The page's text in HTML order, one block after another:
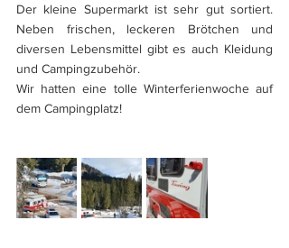
Der kleine Supermarkt ist sehr gut sortiert.
Neben frischen, leckeren Brötchen und
diversen Lebensmittel gibt es auch Kleidung
und Campingzubehör.
Wir hatten eine tolle Winterferienwoche auf
dem Campingplatz!